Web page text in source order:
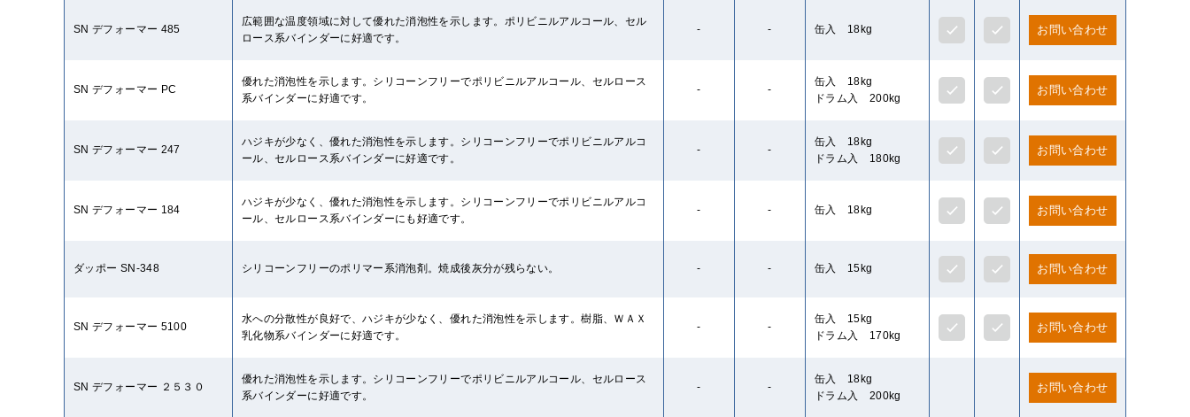
SN デフォーマー 485
広範囲な温度領域に対して優れた消泡性を示します。ポリビニルアルコール、セル
ロース系バインダーに好適です。
- - 缶入 18kg お問い合わせ
SN デフォーマー PC
優れた消泡性を示します。シリコーンフリーでポリビニルアルコール、セルロース
系バインダーに好適です。
- -
缶入 18kg
ドラム入 200kg
お問い合わせ
SN デフォーマー 247
ハジキが少なく、優れた消泡性を示します。シリコーンフリーでポリビニルアルコ
ール、セルロース系バインダーに好適です。
- -
缶入 18kg
ドラム入 180kg
お問い合わせ
SN デフォーマー 184
ハジキが少なく、優れた消泡性を示します。シリコーンフリーでポリビニルアルコ
ール、セルロース系バインダーにも好適です。
- - 缶入 18kg お問い合わせ
ダッポー SN-348 シリコーンフリーのポリマー系消泡剤。焼成後灰分が残らない。 - - 缶入 15kg お問い合わせ
SN デフォーマー 5100
水への分散性が良好で、ハジキが少なく、優れた消泡性を示します。樹脂、ＷＡＸ
乳化物系バインダーに好適です。
- -
缶入 15kg
ドラム入 170kg
お問い合わせ
SN デフォーマー ２５３０
優れた消泡性を示します。シリコーンフリーでポリビニルアルコール、セルロース
系バインダーに好適です。
- -
缶入 18kg
ドラム入 200kg
お問い合わせ